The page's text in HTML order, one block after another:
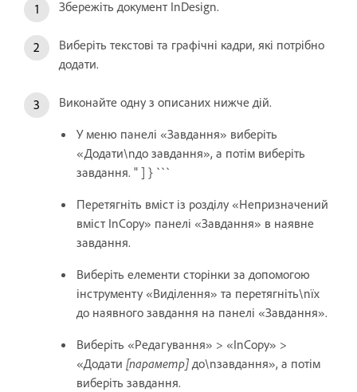
Збережіть документ InDesign.
Виберіть текстові та графічні кадри, які потрібно
додати.
Виконайте одну з описаних нижче дій.
У меню панелі «Завдання» виберіть
«Додати\nдо завдання», а потім виберіть
завдання. " ] } ```
Перетягніть вміст із розділу «Непризначений
вміст InCopy» панелі «Завдання» в наявне
завдання.
Виберіть елементи сторінки за допомогою
інструменту «Виділення» та перетягніть\nїх
до наявного завдання на панелі «Завдання».
Виберіть «Редагування» > «InCopy» >
«Додати [параметр]до\nзавдання», а потім
виберіть завдання.